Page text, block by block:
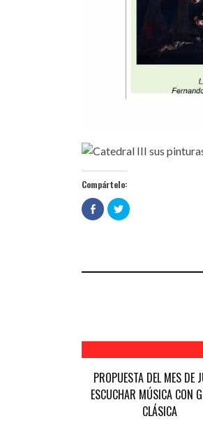
Compártelo:
Haz
clic
para
en
Haz
clic
en
PROPUESTA DEL MES DE
ESCUCHAR MÚSICA CON
CLÁSICA